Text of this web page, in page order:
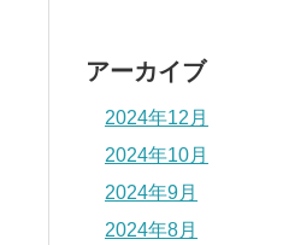
アーカイブ
2024年12月
2024年10月
2024年9月
2024年8月